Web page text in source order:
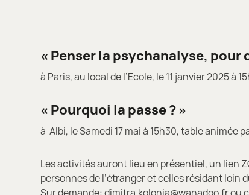
« Penser la psychanalyse, pour
à Paris, au local de l’Ecole, le 11 janvier 2025 à
« Pourquoi la passe ? »
à Albi, le Samedi 17 mai à 15h30, table animée
Les activités auront lieu en présentiel, un lien
personnes de l’étranger et celles résidant loin